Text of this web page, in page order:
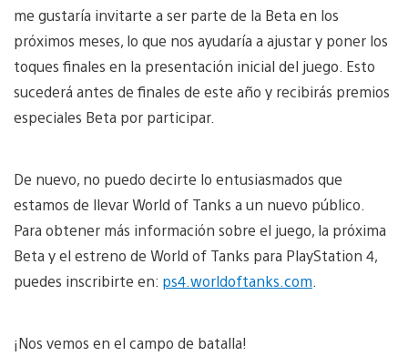
me gustaría invitarte a ser parte de la Beta en los
próximos meses, lo que nos ayudaría a ajustar y poner los
toques finales en la presentación inicial del juego. Esto
sucederá antes de finales de este año y recibirás premios
especiales Beta por participar.
De nuevo, no puedo decirte lo entusiasmados que
estamos de llevar World of Tanks a un nuevo público.
Para obtener más información sobre el juego, la próxima
Beta y el estreno de World of Tanks para PlayStation 4,
puedes inscribirte en: ps4.worldoftanks.com
¡Nos vemos en el campo de batalla!